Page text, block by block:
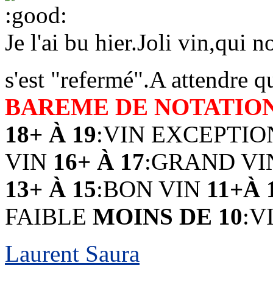
Je l'ai bu hier.Joli vin,qui
s'est "refermé".A attendre
BAREME DE
18+ À 19:VIN
VIN 16+ À 17:GRAND
13+ À 15:BON VIN 11+À
FAIBLE MOINS DE 10
Laurent Saura